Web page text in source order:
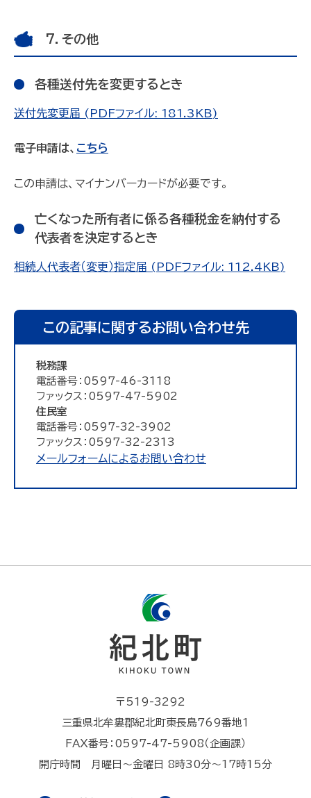
7．その他
各種送付先を変更するとき
送付先変更届 (PDFファイル: 181.3KB)
電子申請は、 こちら
この申請は、マイナンバーカードが必要です。
亡くなった所有者に係る各種税金を納付する
代表者を決定するとき
相続人代表者（変更）指定届 (PDFファイル: 112.4KB)
この記事に関するお問い合わせ先
税務課
電話番号：0597-46-3118
ファックス：0597-47-5902
住民室
電話番号：0597-32-3902
ファックス：0597-32-2313
メールフォームによるお問い合わせ
〒519-3292
三重県北牟婁郡紀北町東長島769番地1
FAX番号：0597-47-5908（企画課）
開庁時間 月曜日～金曜日 8時30分～17時15分